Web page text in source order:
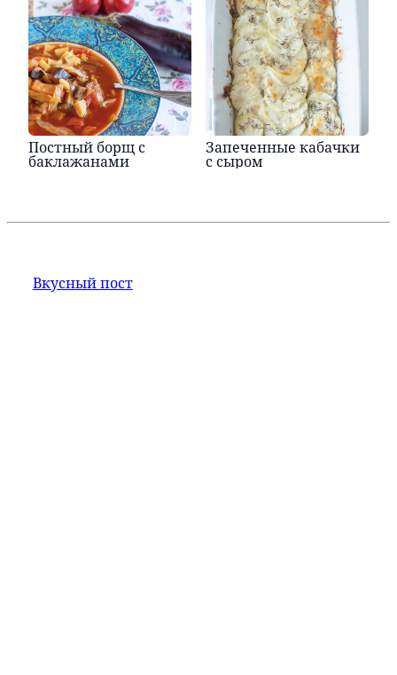
Постный борщ с
баклажанами
Запеченные кабачки
с сыром
Вкусный пост